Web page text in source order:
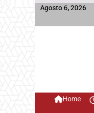
Agosto 6, 2026
Home